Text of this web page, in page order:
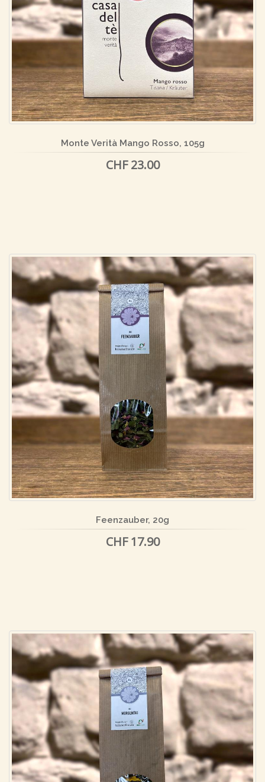
Monte Verità Mango Rosso, 105g
CHF 23.00
Feenzauber, 20g
CHF 17.90